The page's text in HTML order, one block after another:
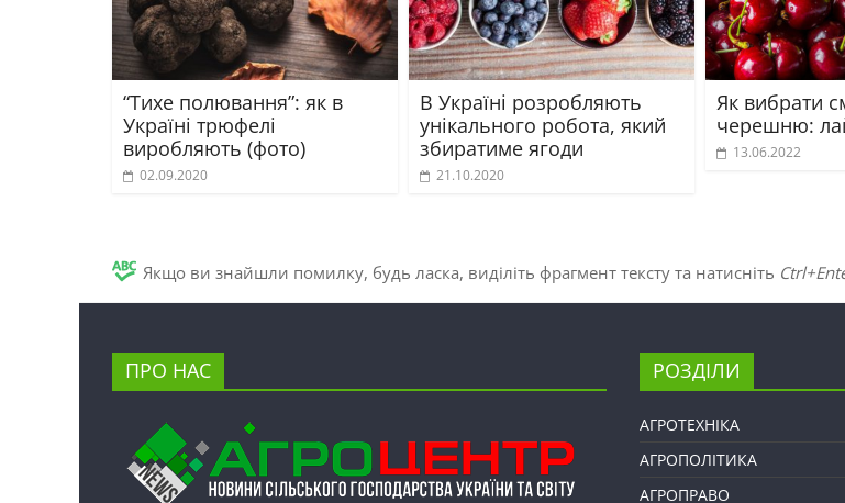
“Тихе полювання”: як в
Україні трюфелі
виробляють (фото)
02.09.2020
В Україні розробляють
унікального робота, який
збиратиме ягоди
21.10.2020
Як вибрати
черешню:
13.06.2022
Якщо ви знайшли помилку, будь ласка, виділіть фрагмент тексту та натисніть
ПРО НАС РОЗДІЛИ
АГРОТЕХНІКА
АГРОПОЛІТИКА
АГРОПРАВО